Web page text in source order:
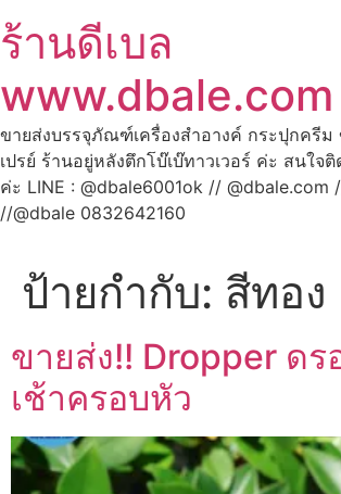
ร้านดีเบล
www.dbale.com
ขายส่งบรรจุภัณฑ์เครื่องสำอางค์ กระปุกครี
เปรย์ ร้านอยู่หลังตึกโบ๊เบ๊ทาวเวอร์ ค่ะ สนใจ
ค่ะ LINE : @dbale6001ok // @dbale.com
//@dbale 0832642160
ป้ายกำกับ: สีทอง
ขายส่ง!! Dropper ดร
เช้าครอบหัว